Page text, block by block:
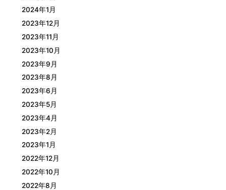
2024年1月
2023年12月
2023年11月
2023年10月
2023年9月
2023年8月
2023年6月
2023年5月
2023年4月
2023年2月
2023年1月
2022年12月
2022年10月
2022年8月